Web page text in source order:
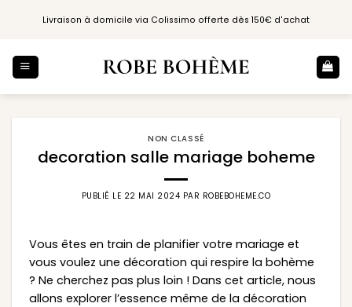
Livraison à domicile via Colissimo offerte dès 150€ d'achat
NON CLASSÉ
decoration salle mariage boheme
PUBLIÉ LE 22 MAI 2024 PAR ROBEBOHEME.CO
Vous êtes en train de planifier votre mariage et
vous voulez une décoration qui respire la bohème
? Ne cherchez pas plus loin ! Dans cet article, nous
allons explorer l’essence même de la décoration